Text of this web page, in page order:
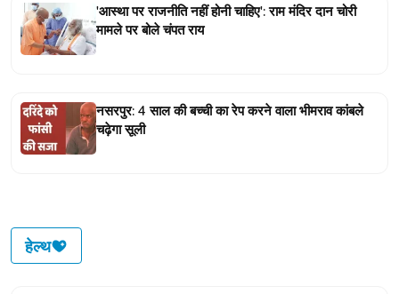
'आस्था पर राजनीति नहीं होनी चाहिए': राम मंदिर दान चोरी
मामले पर बोले चंपत राय
नसरपुर: 4 साल की बच्ची का रेप करने वाला भीमराव कांबले
चढ़ेगा सूली
हेल्थ